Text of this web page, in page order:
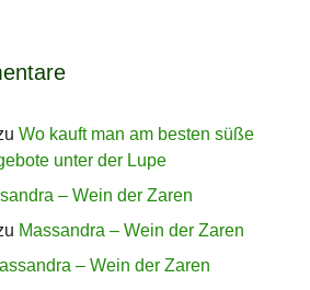
Wo kauft man am besten süße
unter der Lupe
– Wein der Zaren
Massandra – Wein der Zaren
– Wein der Zaren